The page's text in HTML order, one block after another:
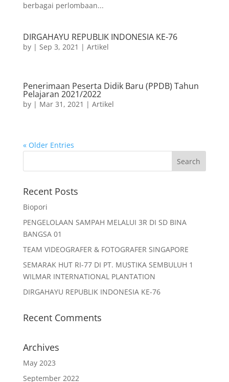
berbagai perlombaan...
DIRGAHAYU REPUBLIK INDONESIA KE-76
by | Sep 3, 2021 | Artikel
Penerimaan Peserta Didik Baru (PPDB) Tahun
Pelajaran 2021/2022
by | Mar 31, 2021 | Artikel
« Older Entries
Recent Posts
Biopori
PENGELOLAAN SAMPAH MELALUI 3R DI SD BINA
BANGSA 01
TEAM VIDEOGRAFER & FOTOGRAFER SINGAPORE
SEMARAK HUT RI-77 DI PT. MUSTIKA SEMBULUH 1
WILMAR INTERNATIONAL PLANTATION
DIRGAHAYU REPUBLIK INDONESIA KE-76
Recent Comments
Archives
May 2023
September 2022